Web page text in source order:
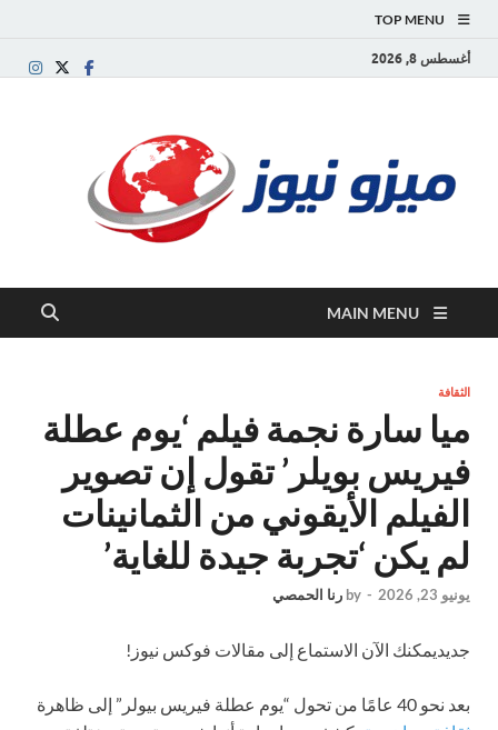
TOP MENU
أغسطس 8, 2026
MAIN MENU
الثقافة
ميا سارة نجمة فيلم ‘يوم عطلة
فيريس بويلر’ تقول إن تصوير
الفيلم الأيقوني من الثمانينات
لم يكن ‘تجربة جيدة للغاية’
يونيو 23, 2026 -
by رنا الحمصي
جديديمكنك الآن الاستماع إلى مقالات فوكس نيوز!
بعد نحو 40 عامًا من تحول “يوم عطلة فيريس بيولر” إلى ظاهرة